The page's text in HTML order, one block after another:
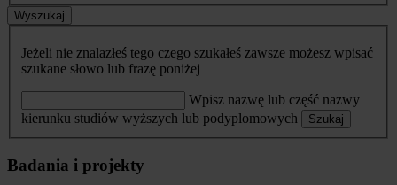
Wyszukaj
Jeżeli nie znalazłeś tego czego szukałeś zawsze możesz wpisać
szukane słowo lub frazę poniżej
Wpisz nazwę lub część nazwy
kierunku studiów wyższych lub podyplomowych
Szukaj
Badania i projekty